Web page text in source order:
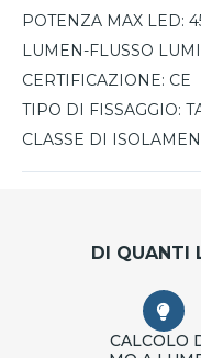
POTENZA MAX LED:
LUMEN-FLUSSO
CERTIFICAZIONE: CE
TIPO DI FISSAGGIO:
CLASSE DI
DI QUANTI
CALCOLO